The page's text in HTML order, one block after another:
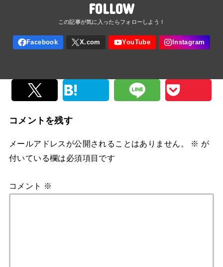
FOLLOW
コメントを残す
メールアドレスが公開されることはありません。 ※ が
付いている欄は必須項目です
コメント ※